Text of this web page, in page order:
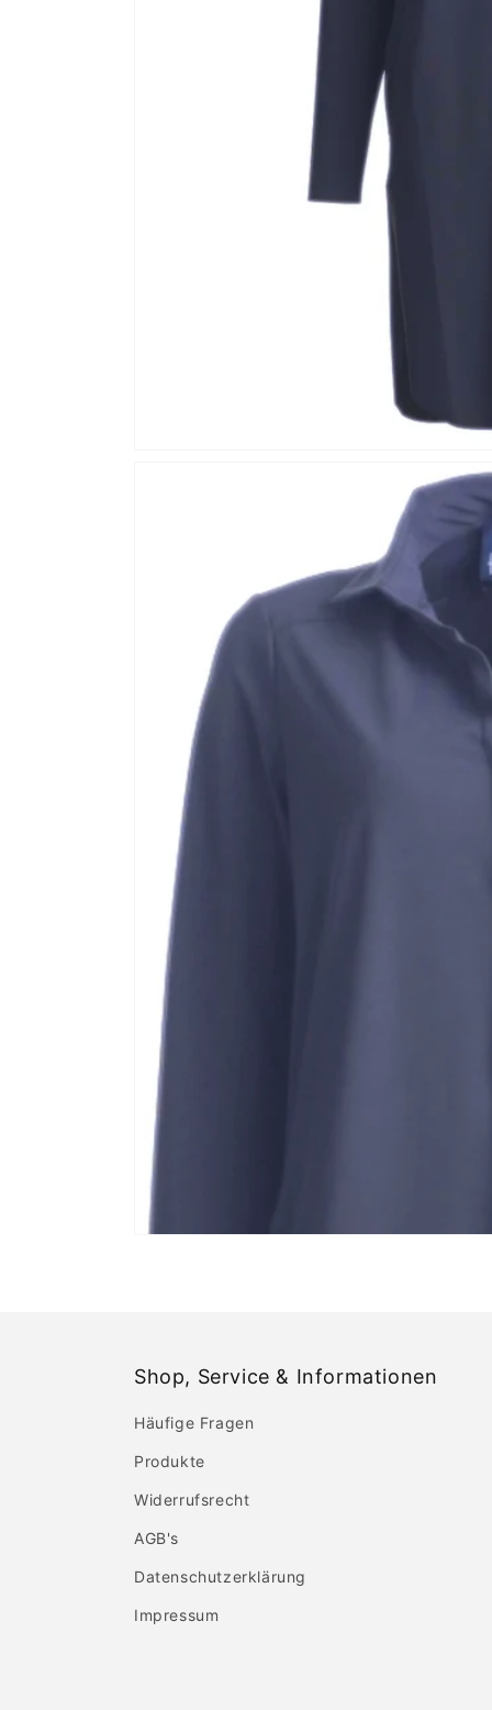
Shop, Service & Informationen
Häufige Fragen
Produkte
Widerrufsrecht
AGB's
Datenschutzerklärung
Impressum